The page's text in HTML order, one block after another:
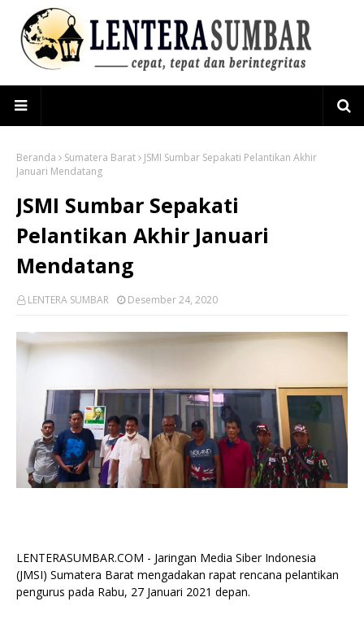
Beranda Sumatera Barat
JSMI Sumbar Sepakati Pelantikan Akhir
Januari Mendatang
JSMI Sumbar Sepakati
Pelantikan Akhir Januari
Mendatang
LENTERA SUMBAR Desember 24, 2020
LENTERASUMBAR.COM - Jaringan Media Siber Indonesia
(JMSI) Sumatera Barat mengadakan rapat rencana pelantikan
pengurus pada Rabu, 27 Januari 2021 depan.